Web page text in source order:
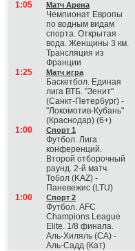
1:05 Матч Арена
Чемпионат Европы
по водным видам
спорта. Открытая
вода. Женщины 3 км.
Трансляция из
Франции
1:25
Матч игра
Баскетбол. Единая
лига ВТБ. "Зенит"
(Санкт-Петербург) -
"Локомотив-Кубань"
(Краснодар) (6+)
1:00
Спорт 1
Футбол. Лига
конференций.
Второй отборочный
раунд. 2-й матч.
Тобол (KAZ) -
Паневежис (LTU)
1:00
Спорт 2
Футбол. AFC
Champions League
Elite. 1/8 финала.
Аль-Хиляль (СА) -
Аль-Садд (Кат)